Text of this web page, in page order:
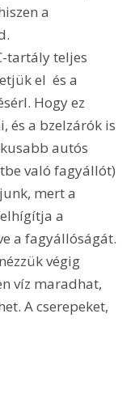
a
tartály teljes
el  és a
Hogy ez
és a bzelzárók is
autós
való fagyállót)
mert a
a
a fagyállóságát.
végig
víz maradhat,
A cserepeket,